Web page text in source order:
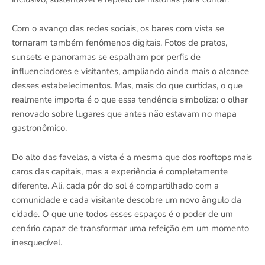
Com o avanço das redes sociais, os bares com vista se
tornaram também fenômenos digitais. Fotos de pratos,
sunsets e panoramas se espalham por perfis de
influenciadores e visitantes, ampliando ainda mais o alcance
desses estabelecimentos. Mas, mais do que curtidas, o que
realmente importa é o que essa tendência simboliza: o olhar
renovado sobre lugares que antes não estavam no mapa
gastronômico.
Do alto das favelas, a vista é a mesma que dos rooftops mais
caros das capitais, mas a experiência é completamente
diferente. Ali, cada pôr do sol é compartilhado com a
comunidade e cada visitante descobre um novo ângulo da
cidade. O que une todos esses espaços é o poder de um
cenário capaz de transformar uma refeição em um momento
inesquecível.